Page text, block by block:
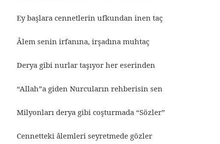
Ey başlara cennetlerin ufkundan inen taç
Âlem senin irfanına, irşadına muhtaç
Derya gibi nurlar taşıyor her eserinden
“Allah”a giden Nurcuların rehberisin sen
Milyonları derya gibi coşturmada “Sözler”
Cennetteki âlemleri seyretmede gözler